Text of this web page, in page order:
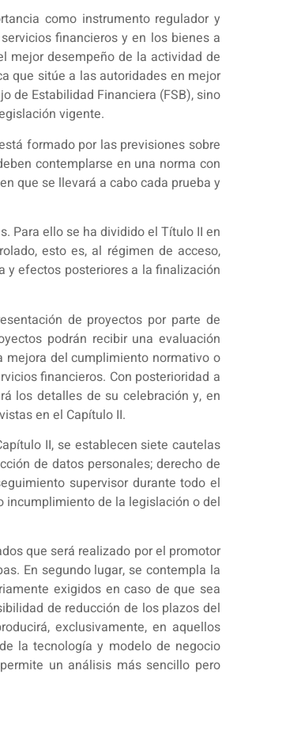
como instrumento regulador y
financieros y en los bienes a
mejor desempeño de la actividad de
que sitúe a las autoridades en mejor
de Estabilidad Financiera (FSB), sino
vigente.
formado por las previsiones sobre
contemplarse en una norma con
que se llevará a cabo cada prueba y
Para ello se ha dividido el Título II en
esto es, al régimen de acceso,
y efectos posteriores a la finalización
de proyectos por parte de
podrán recibir una evaluación
mejora del cumplimiento normativo o
financieros. Con posterioridad a
los detalles de su celebración y, en
en el Capítulo II.
II, se establecen siete cautelas
de datos personales; derecho de
supervisor durante todo el
incumplimiento de la legislación o del
que será realizado por el promotor
En segundo lugar, se contempla la
exigidos en caso de que sea
de reducción de los plazos del
exclusivamente, en aquellos
la tecnología y modelo de negocio
un análisis más sencillo pero